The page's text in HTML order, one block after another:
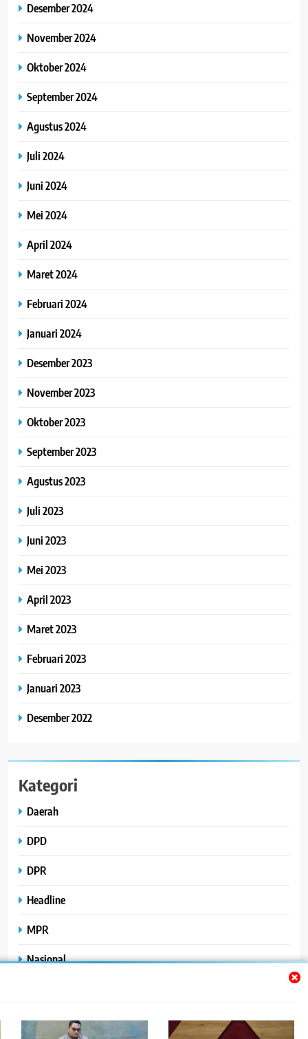
Desember 2024
November 2024
Oktober 2024
September 2024
Agustus 2024
Juli 2024
Juni 2024
Mei 2024
April 2024
Maret 2024
Februari 2024
Januari 2024
Desember 2023
November 2023
Oktober 2023
September 2023
Agustus 2023
Juli 2023
Juni 2023
Mei 2023
April 2023
Maret 2023
Februari 2023
Januari 2023
Desember 2022
Kategori
Daerah
DPD
DPR
Headline
MPR
Nasional
Polhukam